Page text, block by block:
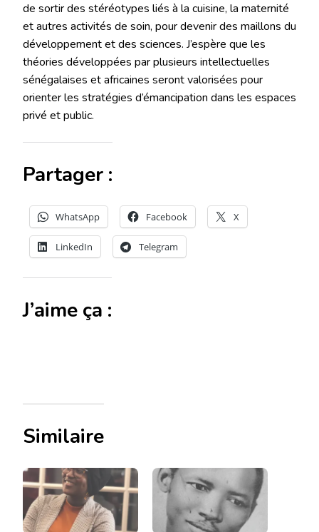
de sortir des stéréotypes liés à la cuisine, la maternité
et autres activités de soin, pour devenir des maillons du
développement et des sciences. J’espère que les
théories développées par plusieurs intellectuelles
sénégalaises et africaines seront valorisées pour
orienter les stratégies d’émancipation dans les espaces
privé et public.
Partager :
WhatsApp Facebook X
LinkedIn Telegram
J’aime ça :
Similaire